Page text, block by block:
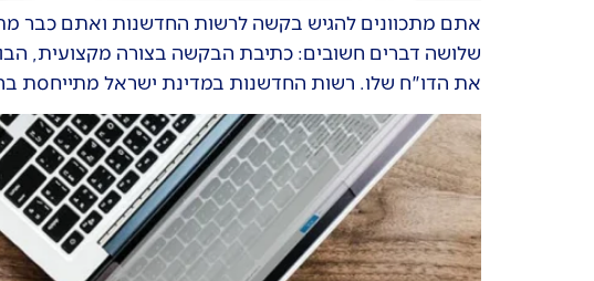
אתם מתכוונים להגיש בקשה לרשות החדשנות ואתם כבר
שלושה דברים חשובים: כתיבת הבקשה בצורה מקצועית,
את הדו"ח שלו. רשות החדשנות במדינת ישראל מתייחסת